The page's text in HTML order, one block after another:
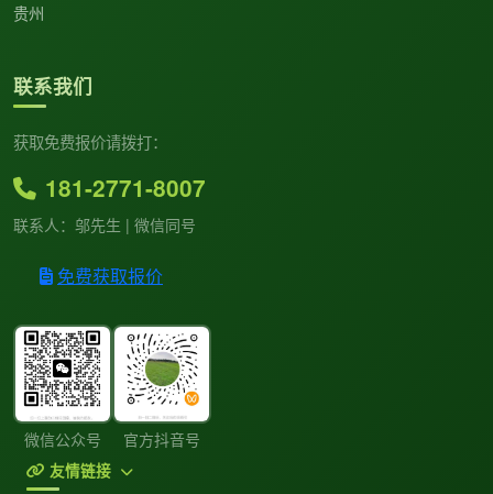
贵州
联系我们
获取免费报价请拨打：
181-2771-8007
联系人：邬先生 | 微信同号
免费获取报价
微信公众号 官方抖音号
友情链接